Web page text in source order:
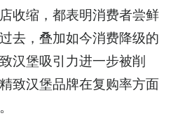
收缩，都表明消费者尝鲜
去，叠加如今消费降级的
汉堡吸引力进一步被削
致汉堡品牌在复购率方面